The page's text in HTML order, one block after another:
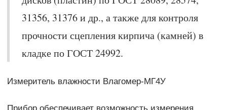
31356, 31376 и др., а также для контроля
прочности сцепления кирпича (камней) в
кладке по ГОСТ 24992.
Измеритель влажности Влагомер-МГ4У